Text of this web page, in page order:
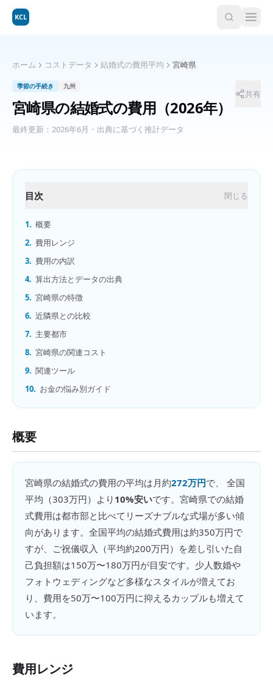
KCL
ホーム コストデータ 結婚式の費用平均 宮崎県
季節の手続き 九州
宮崎県の結婚式の費用 （2026年）
最終更新： 2026年6月 ・出典に基づく推計データ
共有
目次 閉じる
1. 概要
2. 費用レンジ
3. 費用の内訳
4. 算出方法とデータの出典
5. 宮崎県の特徴
6. 近隣県との比較
7. 主要都市
8. 宮崎県の関連コスト
9. 関連ツール
10. お金の悩み別ガイド
概要
宮崎県の結婚式の費用の平均は月約272万円で、 全国
平均（303万円）より 10%安いです。 宮崎県での結婚
式費用は都市部と比べてリーズナブルな式場が多い傾
向があります。全国平均の結婚式費用は約350万円で
すが、ご祝儀収入（平均約200万円）を差し引いた自
己負担額は150万〜180万円が目安です。少人数婚や
フォトウェディングなど多様なスタイルが増えてお
り、費用を50万〜100万円に抑えるカップルも増えて
います。
費用レンジ